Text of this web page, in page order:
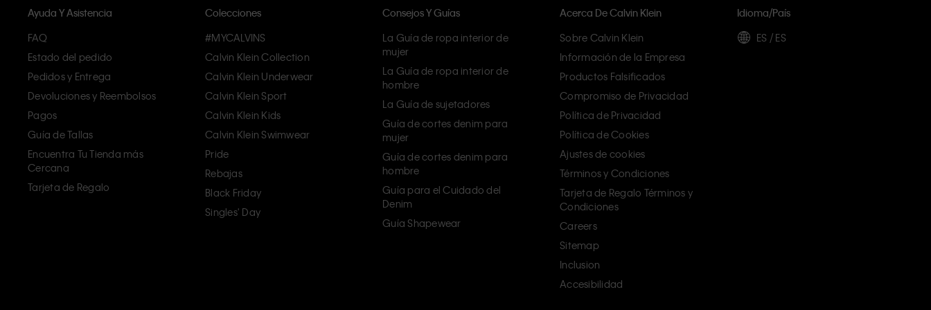
Ayuda Y Asistencia
FAQ
Estado del pedido
Pedidos y Entrega
Devoluciones y Reembolsos
Pagos
Guía de Tallas
Encuentra Tu Tienda más
Cercana
Tarjeta de Regalo
Colecciones
#MYCALVINS
Calvin Klein Collection
Calvin Klein Underwear
Calvin Klein Sport
Calvin Klein Kids
Calvin Klein Swimwear
Pride
Rebajas
Black Friday
Singles' Day
Consejos Y Guías
La Guía de ropa interior de
mujer
La Guía de ropa interior de
hombre
La Guía de sujetadores
Guía de cortes denim para
mujer
Guía de cortes denim para
hombre
Guía para el Cuidado del
Denim
Guía Shapewear
Acerca De Calvin Klein
Sobre Calvin Klein
Información de la Empresa
Productos Falsificados
Compromiso de Privacidad
Política de Privacidad
Política de Cookies
Ajustes de cookies
Términos y Condiciones
Tarjeta de Regalo Términos y
Condiciones
Careers
Sitemap
Inclusion
Accesibilidad
Idioma/país
ES / ES